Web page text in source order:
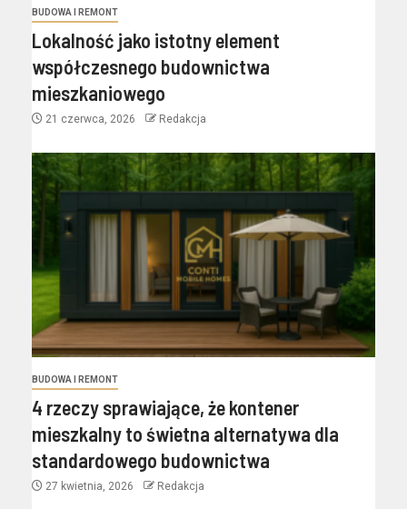
BUDOWA I REMONT
Lokalność jako istotny element
współczesnego budownictwa
mieszkaniowego
21 czerwca, 2026 Redakcja
BUDOWA I REMONT
4 rzeczy sprawiające, że kontener
mieszkalny to świetna alternatywa dla
standardowego budownictwa
27 kwietnia, 2026 Redakcja